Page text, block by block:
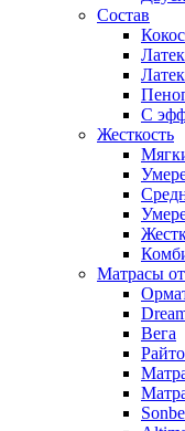
Состав
С
Жесткость
Матрасы
Вега